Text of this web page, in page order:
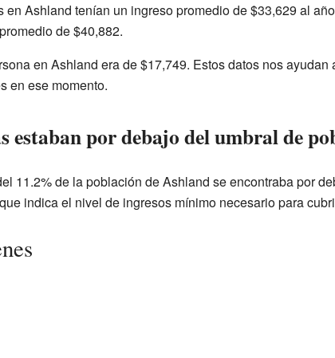
en Ashland tenían un ingreso promedio de $33,629 al
de $40,882.
en Ashland era de $17,749. Estos datos nos
en ese momento.
estaban por debajo del umbral de
11.2% de la población de Ashland se encontraba por
indica el nivel de ingresos mínimo necesario para